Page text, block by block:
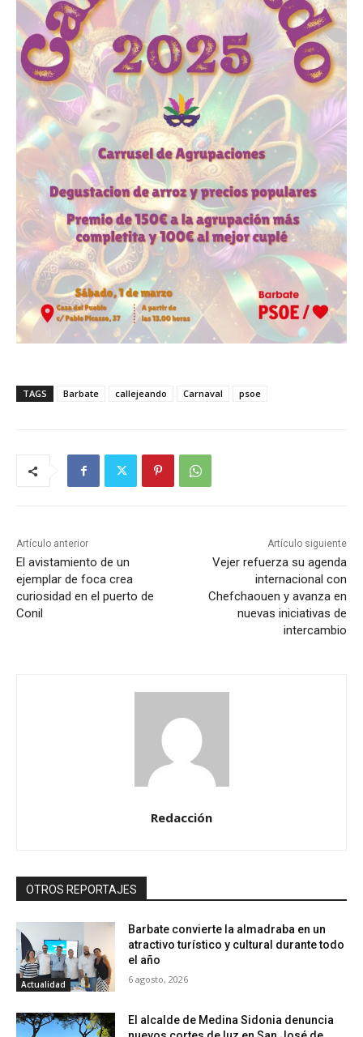
TAGS Barbate callejeando Carnaval psoe
Artículo anterior
El avistamiento de un
ejemplar de foca crea
curiosidad en el puerto de
Conil
Artículo siguiente
Vejer refuerza su agenda
internacional con
Chefchaouen y avanza en
nuevas iniciativas de
intercambio
Redacción
OTROS REPORTAJES
Actualidad
Barbate convierte la almadraba en un
atractivo turístico y cultural durante todo
el año
6 agosto, 2026
El alcalde de Medina Sidonia denuncia